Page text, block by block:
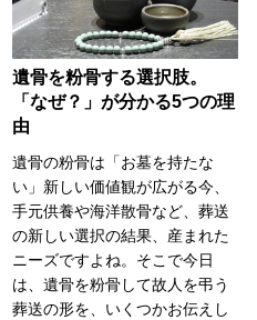
遺骨を粉骨する選択肢。
「なぜ？」が分かる5つの理
由
遺骨の粉骨は「お墓を持たな
い」新しい価値観が広がる今、
手元供養や海洋散骨など、葬送
の新しい選択の結果、産まれた
ニーズですよね。そこで今日
は、遺骨を粉骨して故人を弔う
葬送の形を、いくつかお伝えし